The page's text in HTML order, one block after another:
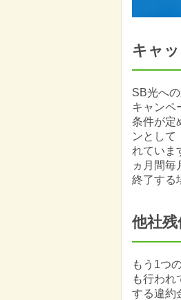
キャ
SB光へ
キャンペ
条件が定
ンとして
れていま
ヵ月間毎
終了する
他社
もう1つ
も行われ
する違約